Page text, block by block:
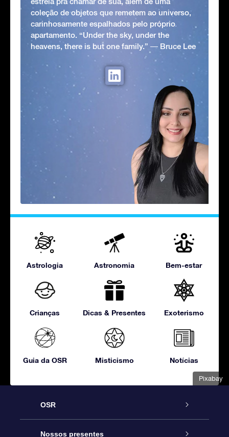
Pixabay
coleção de objetos que remetem ao universo,
carinhosamente espalhados pelo próprio
apartamento. “Under the sky, under the
heavens, there is but one family.” ― Bruce Lee
Astrologia Astronomia Bem-estar
Crianças Dicas & Presentes Exoterismo
Guia da OSR Misticismo Notícias
OSR
Serviço
Nossos presentes